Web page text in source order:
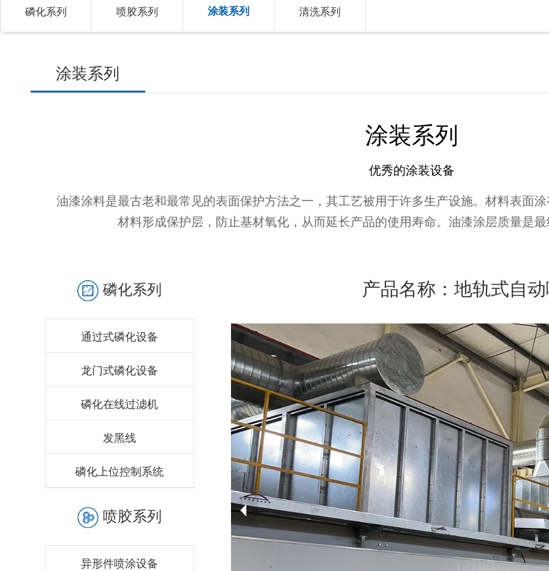
磷化系列 喷胶系列 涂装系列 清洗系列
涂装系列
涂装系列
优秀的涂装设备
油漆涂料是最古老和最常见的表面保护方法之一，其工艺被用于许多生产设施。材料表面
材料形成保护层，防止基材氧化，从而延长产品的使用寿命。油漆涂层质量是
磷化系列
通过式磷化设备
龙门式磷化设备
磷化在线过滤机
发黑线
磷化上位控制系统
喷胶系列
异形件喷涂设备
产品名称：地轨式自